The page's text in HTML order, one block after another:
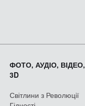
ФОТО, АУДІО, ВІДЕО,
3D
Світлини з Революції